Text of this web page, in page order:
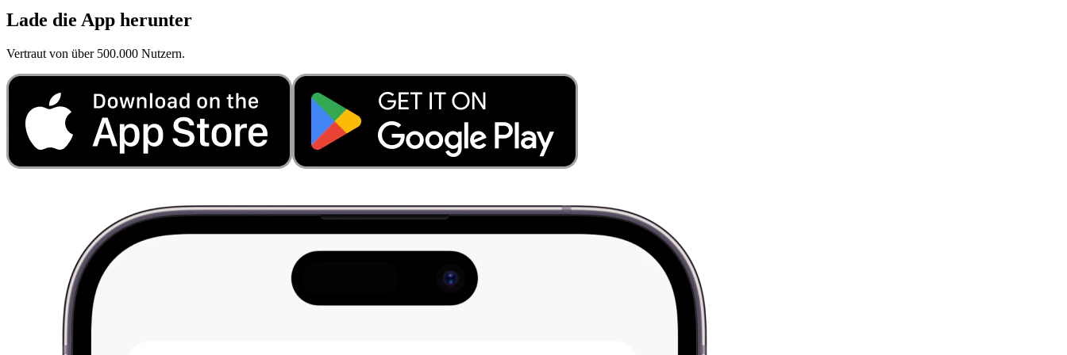
Lade die App herunter
Vertraut von über 500.000 Nutzern.